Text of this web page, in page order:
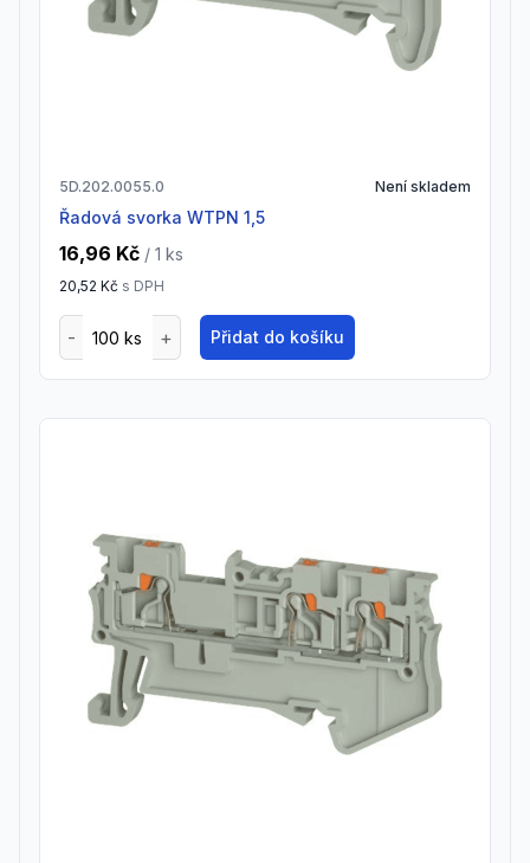
5D.202.0055.0 Není skladem
Řadová svorka WTPN 1,5
16,96 Kč / 1 ks
20,52 Kč s DPH
Přidat do košíku